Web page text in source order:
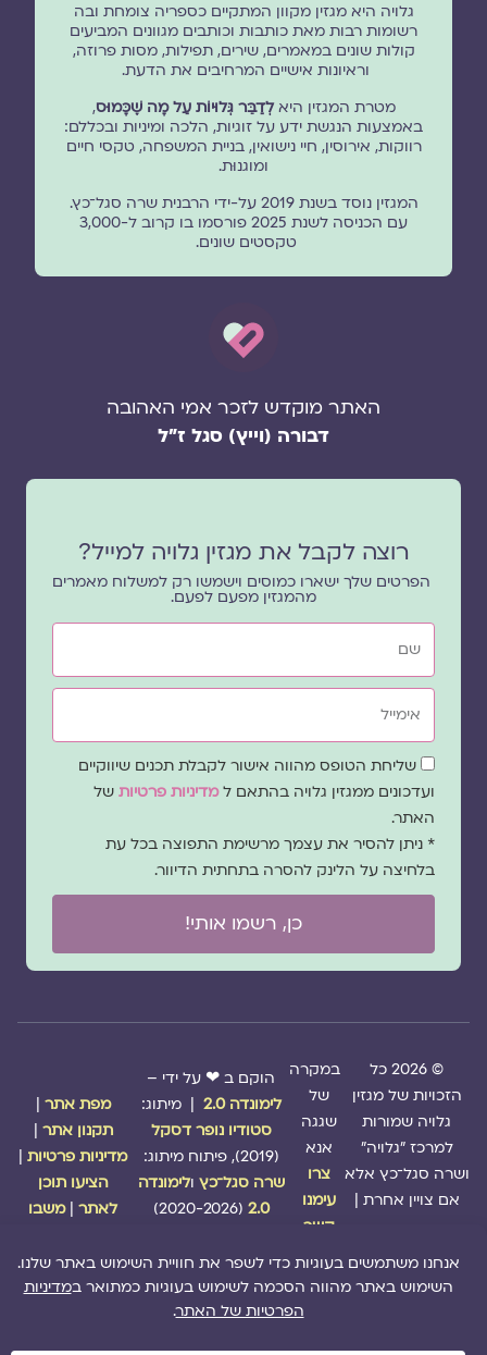
גלויה היא מגזין מקוון המתקיים כספריה צומחת ובה
רשומות רבות מאת כותבות וכותבים מגוונים המביעים
קולות שונים במאמרים, שירים, תפילות, מסות פרוזה,
וראיונות אישיים המרחיבים את הדעת.
מטרת המגזין היאלְדַבֵּר גְּלוּיוֹת עַל מָה שֶׁכָּמוּס,
באמצעות הנגשת ידע על זוגיות, הלכה ומיניות ובכללם:
רווקות, אירוסין, חיי נישואין, בניית המשפחה, טקסי חיים
ומוגנוּת.
המגזין נוסד בשנת 2019 על-ידי הרבנית שרה סגל־כץ.
עם הכניסה לשנת 2025 פורסמו בו קרוב ל-3,000
טקסטים שונים.
האתר מוקדש לזכר אמי האהובה
דבורה (וייץ) סגל ז"ל
רוצה לקבל את מגזין גלויה למייל?
הפרטים שלך ישארו כמוסים וישמשו רק למשלוח מאמרים
מהמגזין מפעם לפעם.
שם
אימייל
שדהשליחת הטופס מהווה אישור לקבלת תכנים שיווקיים
ועדכונים ממגזין גלויה בהתאם ל מדיניות פרטיותשל
האתר.
* ניתן להסיר את עצמך מרשימת התפוצה בכל עת
בלחיצה על הלינק להסרה בתחתית הדיוור.
כן, רשמו אותי!
© 2026 כל
הזכויות של מגזין
גלויה שמורות
למרכז "גלויה"
ושרה סגל־כץ אלא
אם צויין אחרת |
במקרה
של
שגגה
אנא
צרו
עימנו
קשר
הוקם ב ❤ על ידי –
לימונדה 2.0
| מיתוג:
סטודיו נופר דסקל
שרה סגל־כץולימונדה
2.0
(2020-2026)
מפת אתר|
תקנון אתר|
מדיניות פרטיות|
הציעו תוכן
לאתר| משבו